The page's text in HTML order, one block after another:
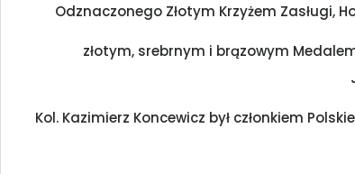
Odznaczonego Złotym Krzyżem Zasługi,
złotym, srebrnym i brązowym
Kol. Kazimierz Koncewicz był członkiem